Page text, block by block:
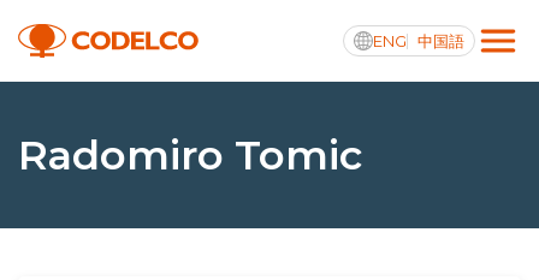
ENG 中国語
Radomiro Tomic